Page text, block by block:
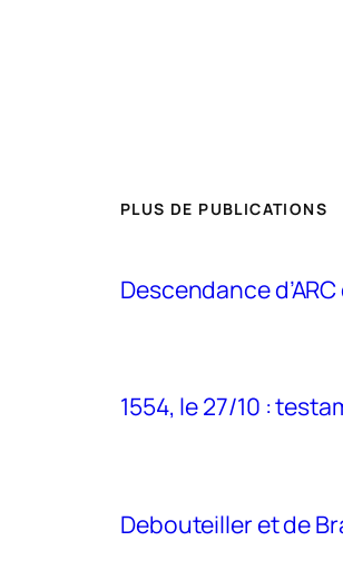
PLUS DE PUBLICATIONS
Descendance
1554, le 27/10 :
Debouteiller et de